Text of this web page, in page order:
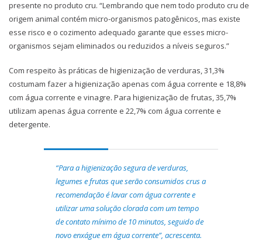
presente no produto cru. “Lembrando que nem todo produto cru de
origem animal contém micro-organismos patogênicos, mas existe
esse risco e o cozimento adequado garante que esses micro-
organismos sejam eliminados ou reduzidos a níveis seguros.”
Com respeito às práticas de higienização de verduras, 31,3%
costumam fazer a higienização apenas com água corrente e 18,8%
com água corrente e vinagre. Para higienização de frutas, 35,7%
utilizam apenas água corrente e 22,7% com água corrente e
detergente.
“Para a higienização segura de verduras,
legumes e frutas que serão consumidos crus a
recomendação é lavar com água corrente e
utilizar uma solução clorada com um tempo
de contato mínimo de 10 minutos, seguido de
novo enxágue em água corrente”, acrescenta.